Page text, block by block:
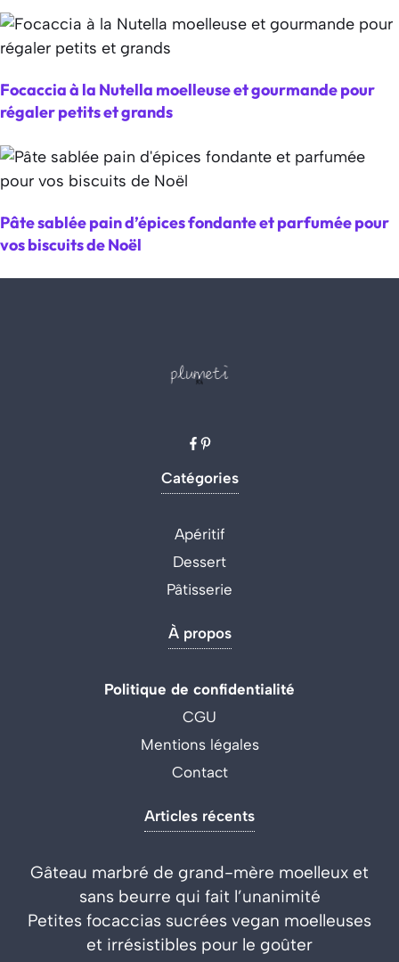
Focaccia à la Nutella moelleuse et gourmande pour
régaler petits et grands
Pâte sablée pain d’épices fondante et parfumée pour
vos biscuits de Noël
Catégories
Apéritif
Dessert
Pâtisserie
À propos
Politique de confidentialité
CGU
Mentions légales
Contact
Articles récents
Gâteau marbré de grand-mère moelleux et
sans beurre qui fait l’unanimité
Petites focaccias sucrées vegan moelleuses
et irrésistibles pour le goûter